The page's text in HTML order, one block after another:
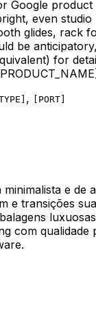
even
glides,
be
for
, PORT
e
e transições
com